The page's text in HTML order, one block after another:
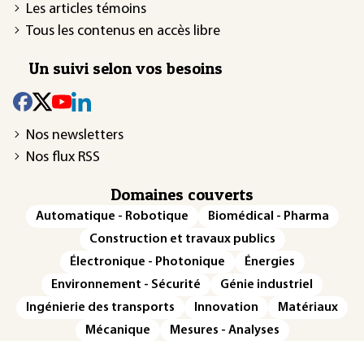
Les articles témoins
Tous les contenus en accès libre
Un suivi selon vos besoins
Nos newsletters
Nos flux RSS
Domaines couverts
Automatique - Robotique
Biomédical - Pharma
Construction et travaux publics
Électronique - Photonique
Énergies
Environnement - Sécurité
Génie industriel
Ingénierie des transports
Innovation
Matériaux
Mécanique
Mesures - Analyses